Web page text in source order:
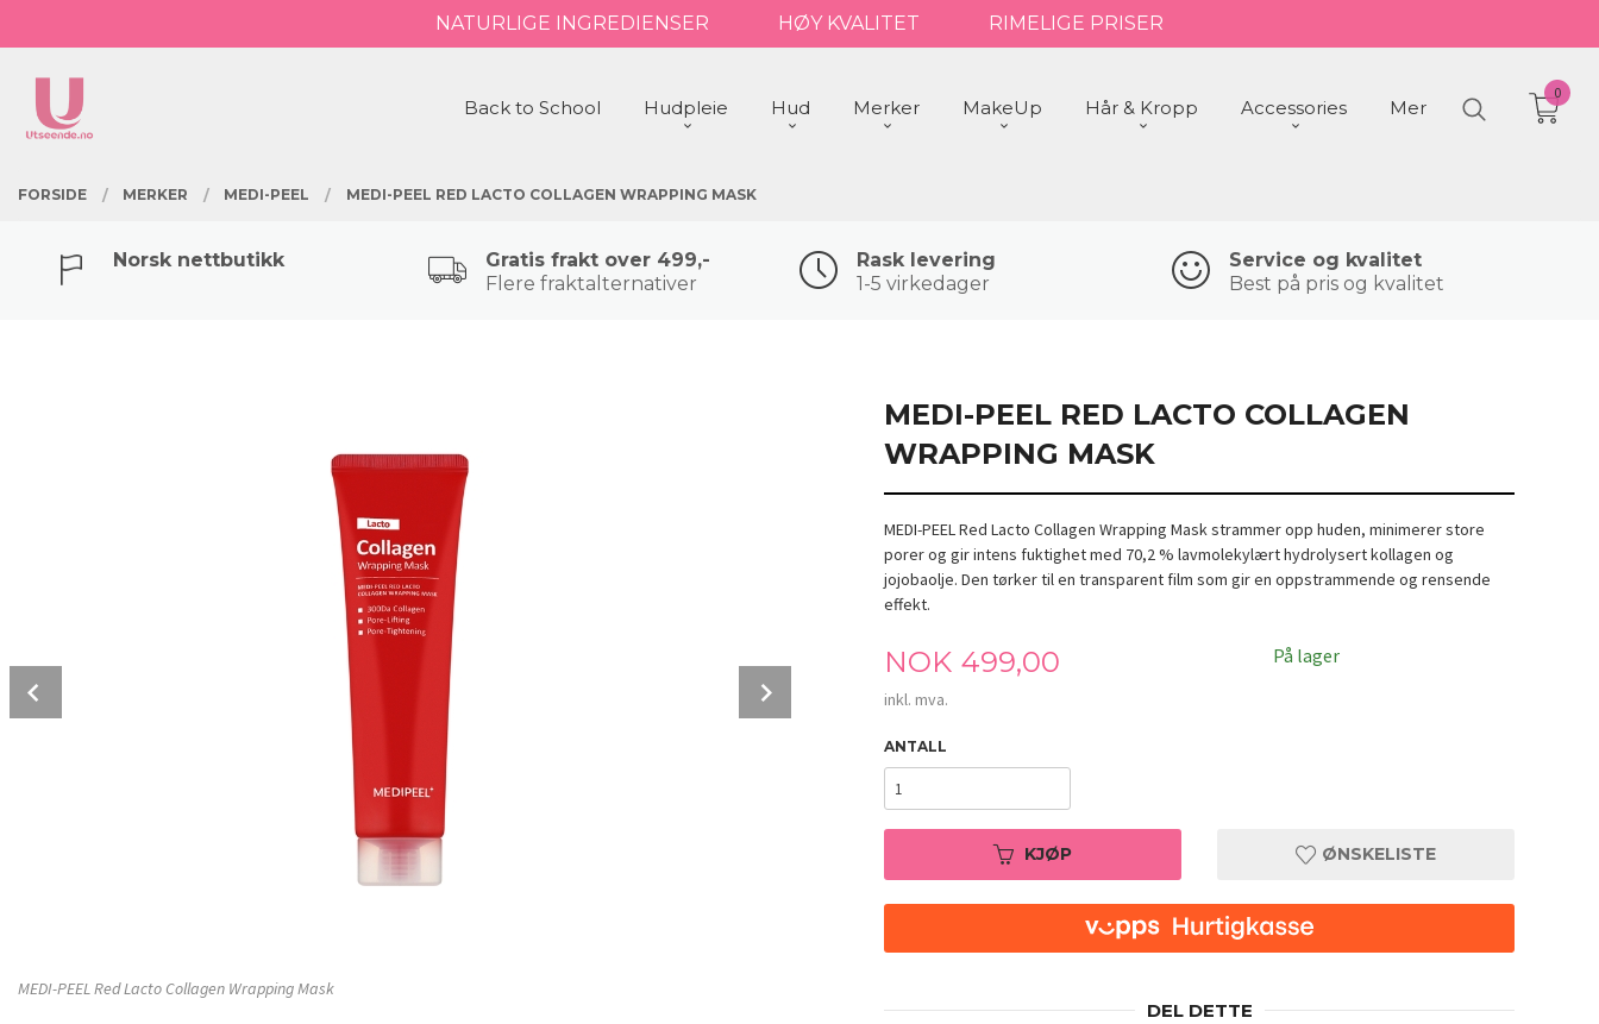
til
NATURLIGE INGREDIENSER HØY KVALITET RIMELIGE PRISER
PRODUKTER
Back to School Hudpleie Hud Merker MakeUp Hår & Kropp Accessories Mer
0
FORSIDE MERKER MEDI-PEEL MEDI-PEEL RED LACTO COLLAGEN WRAPPING MASK
Norsk nettbutikk
Gratis frakt over 499,-
Flere fraktalternativer
Rask levering
1-5 virkedager
Service og kvalitet
Best på pris og kvalitet
MEDI-PEEL Red Lacto Collagen Wrapping Mask
MEDI-PEEL RED LACTO COLLAGEN
WRAPPING MASK
MEDI-PEEL Red Lacto Collagen Wrapping Mask strammer opp huden, minimerer store
porer og gir intens fuktighet med 70,2 % lavmolekylært hydrolysert kollagen og
jojobaolje. Den tørker til en transparent film som gir en oppstrammende og rensende
effekt.
Pris
NOK 499,00
inkl. mva.
På lager
ANTALL
KJØP ØNSKELISTE
DEL DETTE